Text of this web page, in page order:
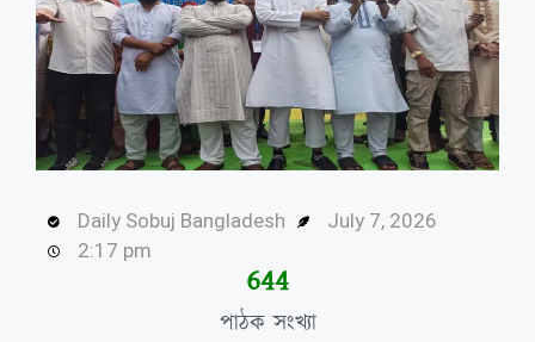
Daily Sobuj Bangladesh
July 7, 2026
2:17 pm
পাঠক সংখ্যা
646